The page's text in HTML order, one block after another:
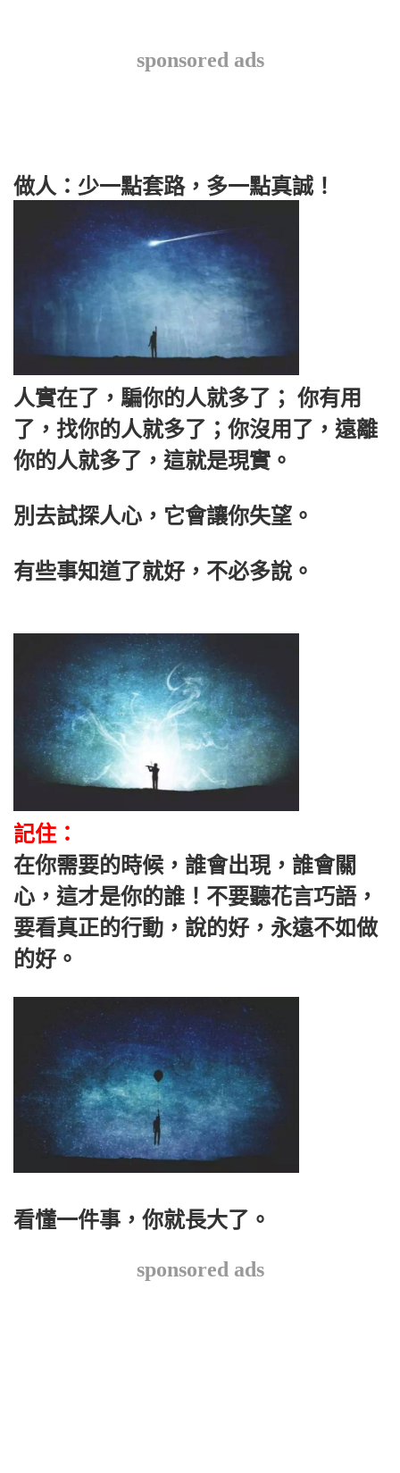
sponsored ads
做人：少一點套路，多一點真誠！
人實在了，騙你的人就多了； 你有用
了，找你的人就多了；你沒用了，遠離
你的人就多了，這就是現實。
別去試探人心，它會讓你失望。
有些事知道了就好，不必多說。
記住：
在你需要的時候，誰會出現，誰會關
心，這才是你的誰！不要聽花言巧語，
要看真正的行動，說的好，永遠不如做
的好。
看懂一件事，你就長大了。
sponsored ads